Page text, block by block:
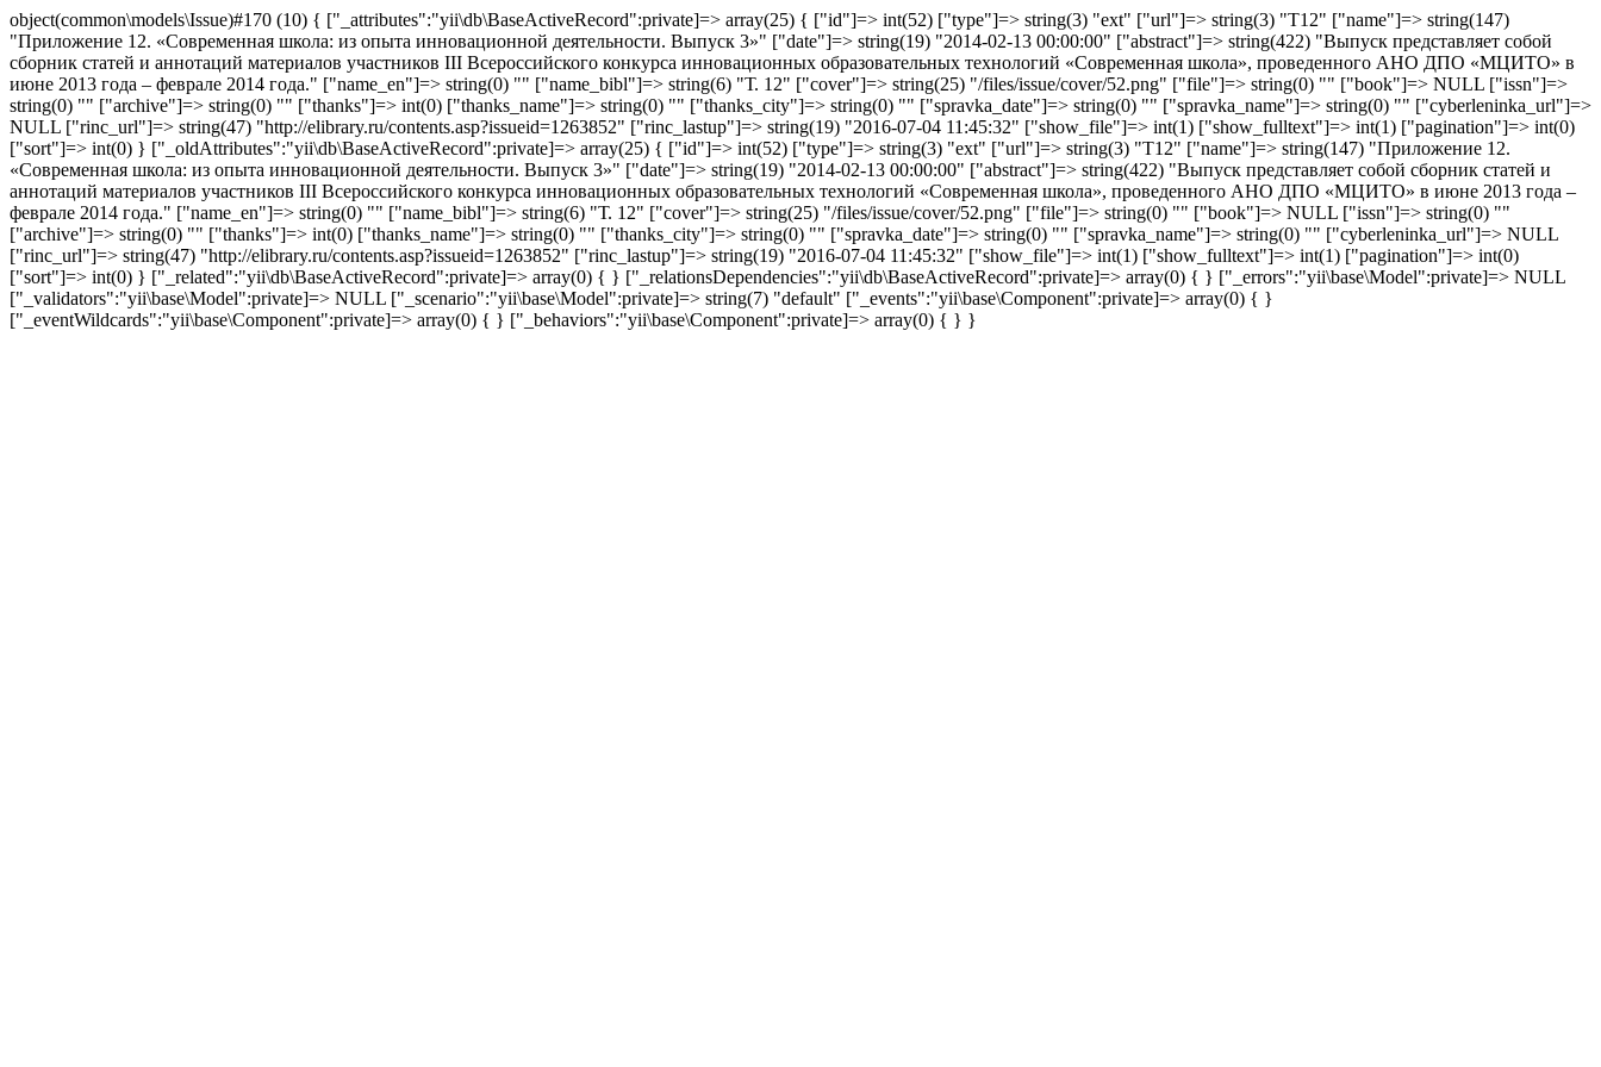
object(common\models\Issue)#170 (10) { ["_attributes":"yii\db\BaseActiveRecord":private]=> array(25) { ["id"]=> int(52) ["type"]=> string(3) "ext" ["url"]=> string(3) "T12" ["name"]=> string(147)
"Приложение 12. «Современная школа: из опыта инновационной деятельности. Выпуск 3»" ["date"]=> string(19) "2014-02-13 00:00:00" ["abstract"]=> string(422) "Выпуск представляет собой
сборник статей и аннотаций материалов участников III Всероссийского конкурса инновационных образовательных технологий «Современная школа», проведенного АНО ДПО «МЦИТО» в
июне 2013 года – феврале 2014 года." ["name_en"]=> string(0) "" ["name_bibl"]=> string(6) "Т. 12" ["cover"]=> string(25) "/files/issue/cover/52.png" ["file"]=> string(0) "" ["book"]=> NULL ["issn"]=>
string(0) "" ["archive"]=> string(0) "" ["thanks"]=> int(0) ["thanks_name"]=> string(0) "" ["thanks_city"]=> string(0) "" ["spravka_date"]=> string(0) "" ["spravka_name"]=> string(0) "" ["cyberleninka_url"]=>
NULL ["rinc_url"]=> string(47) "http://elibrary.ru/contents.asp?issueid=1263852" ["rinc_lastup"]=> string(19) "2016-07-04 11:45:32" ["show_file"]=> int(1) ["show_fulltext"]=> int(1) ["pagination"]=> int(0)
["sort"]=> int(0) } ["_oldAttributes":"yii\db\BaseActiveRecord":private]=> array(25) { ["id"]=> int(52) ["type"]=> string(3) "ext" ["url"]=> string(3) "T12" ["name"]=> string(147) "Приложение 12.
«Современная школа: из опыта инновационной деятельности. Выпуск 3»" ["date"]=> string(19) "2014-02-13 00:00:00" ["abstract"]=> string(422) "Выпуск представляет собой сборник статей и
аннотаций материалов участников III Всероссийского конкурса инновационных образовательных технологий «Современная школа», проведенного АНО ДПО «МЦИТО» в июне 2013 года –
феврале 2014 года." ["name_en"]=> string(0) "" ["name_bibl"]=> string(6) "Т. 12" ["cover"]=> string(25) "/files/issue/cover/52.png" ["file"]=> string(0) "" ["book"]=> NULL ["issn"]=> string(0) ""
["archive"]=> string(0) "" ["thanks"]=> int(0) ["thanks_name"]=> string(0) "" ["thanks_city"]=> string(0) "" ["spravka_date"]=> string(0) "" ["spravka_name"]=> string(0) "" ["cyberleninka_url"]=> NULL
["rinc_url"]=> string(47) "http://elibrary.ru/contents.asp?issueid=1263852" ["rinc_lastup"]=> string(19) "2016-07-04 11:45:32" ["show_file"]=> int(1) ["show_fulltext"]=> int(1) ["pagination"]=> int(0)
["sort"]=> int(0) } ["_related":"yii\db\BaseActiveRecord":private]=> array(0) { } ["_relationsDependencies":"yii\db\BaseActiveRecord":private]=> array(0) { } ["_errors":"yii\base\Model":private]=> NULL
["_validators":"yii\base\Model":private]=> NULL ["_scenario":"yii\base\Model":private]=> string(7) "default" ["_events":"yii\base\Component":private]=> array(0) { }
["_eventWildcards":"yii\base\Component":private]=> array(0) { } ["_behaviors":"yii\base\Component":private]=> array(0) { } }